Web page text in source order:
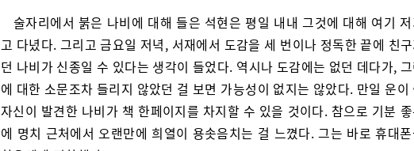
술자리에서 붉은 나비에 대해 들은 석현은 평일 내내 그것에 대해 여기
고 다녔다. 그리고 금요일 저녁, 서재에서 도감을 세 번이나 정독한 끝에 친
던 나비가 신종일 수 있다는 생각이 들었다. 역시나 도감에는 없던 데다가,
에 대한 소문조차 들리지 않았던 걸 보면 가능성이 없지는 않았다. 만일 운이
자신이 발견한 나비가 책 한페이지를 차지할 수 있을 것이다. 참으로 기분
에 명치 근처에서 오랜만에 희열이 용솟음치는 걸 느꼈다. 그는 바로 휴대